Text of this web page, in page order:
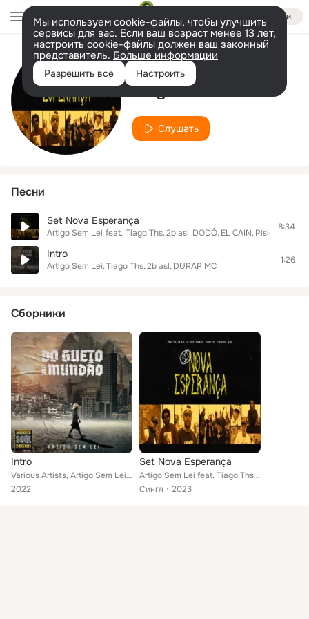
Войти
Мы используем cookie-файлы, чтобы улучшить
сервисы для вас. Если ваш возраст менее 13 лет,
настроить cookie-файлы должен ваш законный
представитель. Больше информации
Разрешить все Настроить
Исполнитель
Tiago Ths
Слушать
Песни
Set Nova Esperança
Artigo Sem Lei feat. Tiago Ths 2b asl DODÔ EL CAIN Pisicozy Eion
8:34
Intro
Artigo Sem Lei Tiago Ths 2b asl DURAP MC
1:26
Сборники
Intro
Various Artists, Artigo Sem Lei, Tiago Ths, 2B ASL, DURAP MC
2022
Set Nova Esperança
Artigo Sem Lei feat. Tiago Ths, 2B ASL, Dodô, el cain, Pisicozy, Eion, Klebão
Сингл
2023